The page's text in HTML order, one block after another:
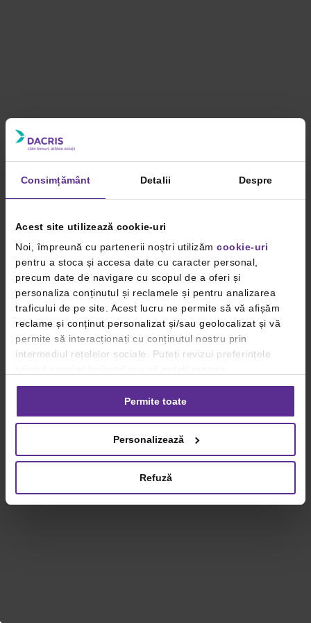
Consimțământ Detalii Despre
Acest site utilizează cookie-uri
Noi, împreună cu partenerii noștri utilizăm cookie-uri
pentru a stoca și accesa date cu caracter personal,
precum date de navigare cu scopul de a oferi și
personaliza conținutul și reclamele și pentru analizarea
traficului de pe site. Acest lucru ne permite să vă afișăm
reclame și conținut personalizat și/sau geolocalizat și vă
permite să interacționați cu conținutul nostru prin
intermediul rețelelor sociale. Puteți revizui preferințele
consimțământul oricând, făcând click pe linkul către
setările dvs. de cookie-uri.
privind utilizarea modulelor cookie.Detalii
Permite toate
Personalizează
Refuză